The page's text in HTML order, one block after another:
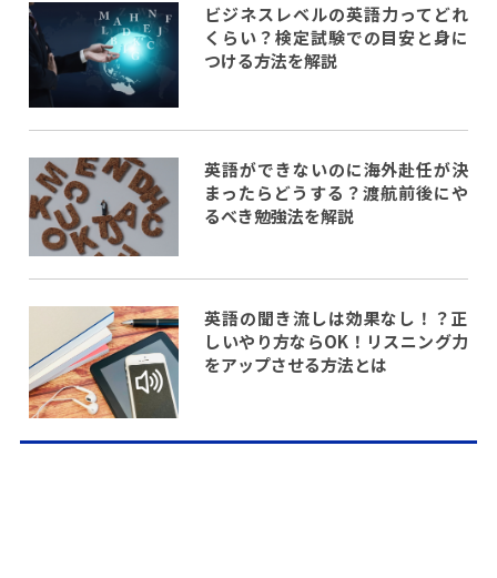
ビジネスレベルの英語力ってどれ
くらい？検定試験での目安と身に
つける方法を解説
英語ができないのに海外赴任が決
まったらどうする？渡航前後にや
るべき勉強法を解説
英語の聞き流しは効果なし！？正
しいやり方ならOK！リスニング力
をアップさせる方法とは